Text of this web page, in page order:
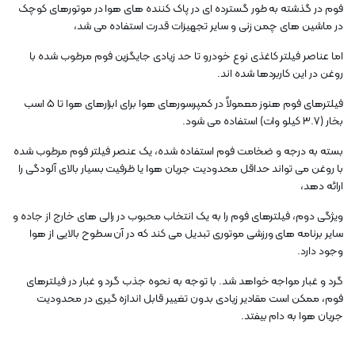
فوم در گذشته به طور گسترده ای در پاک کننده های هوا در موتورهای کوچک
در ماشین های چمن زنی و سایر تجهیزات قدرت استفاده می شد،
اما عناصر فیلتر کاغذی نوع خودرو تا حد زیادی جایگزین فوم مرطوب شده با
روغن در این کاربردها شده اند.
فیلترهای فوم هنوز معمولاً در کمپرسورهای هوا برای ابزارهای هوا تا 5 اسب
بخار (3.7 کیلو وات) استفاده می شود.
بسته به درجه و ضخامت فوم استفاده شده، یک عنصر فیلتر فوم مرطوب شده
با روغن می تواند حداقل محدودیت جریان هوا یا ظرفیت بسیار بالای آلودگی را
ارائه دهد،
ویژگی دوم، فیلترهای فوم را به یک انتخاب محبوب در رالی های خارج از جاده و
سایر برنامه های ورزشی موتوری تبدیل می کند که در آن سطوح بالایی از هوا
وجود دارد.
گرد و غبار مواجه خواهد شد. با توجه به نحوه جذب گرد و غبار در فیلترهای
فوم، ممکن است مقادیر زیادی بدون تغییر قابل اندازه گیری در محدودیت
جریان هوا به دام بیفتد.